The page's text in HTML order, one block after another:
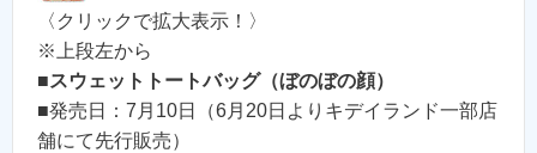
〈クリックで拡大表示！〉
※上段左から
■スウェットトートバッグ（ぼのぼの顔）
■発売日：7月10日（6月20日よりキデイランド一部店
舗にて先行販売）